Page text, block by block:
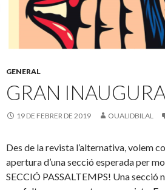
GENERAL
GRAN
19 DE FEBRER DE 2019 OUALIDBILAL
Des de la revista l’alternativa, volem
apertura d’una secció esperada per
SECCIÓ PASSALTEMPS! Una secció